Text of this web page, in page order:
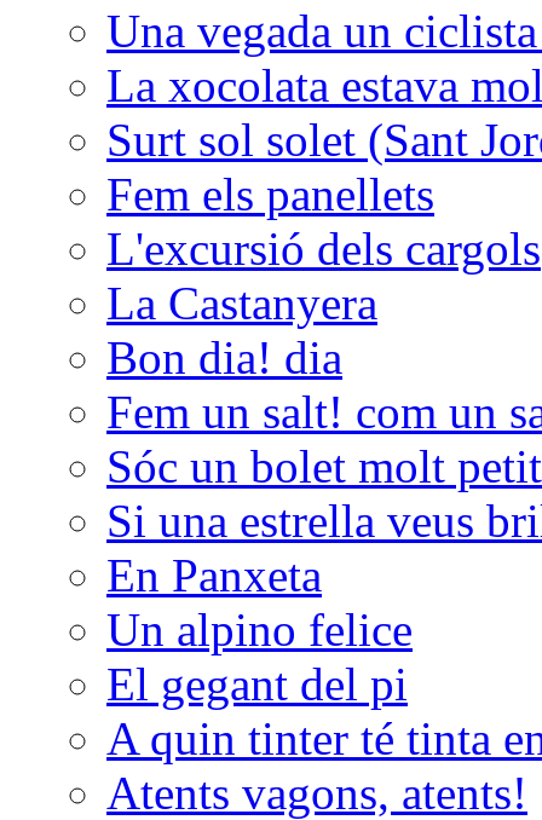
Una vegada un
La xocolata estava
Surt sol solet (Sant
Fem els panellets
L'excursió dels cargols
La Castanyera
Bon dia! dia
Fem un salt! com un
Sóc un bolet molt
Si una estrella veus
En Panxeta
Un alpino felice
El gegant del pi
A quin tinter té tinta
Atents vagons, atents!